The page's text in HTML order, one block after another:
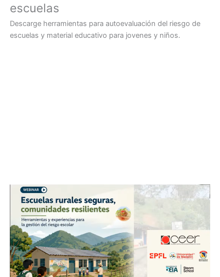
escuelas
Descarge herramientas para autoevaluación del riesgo de
escuelas y material educativo para jovenes y niños.